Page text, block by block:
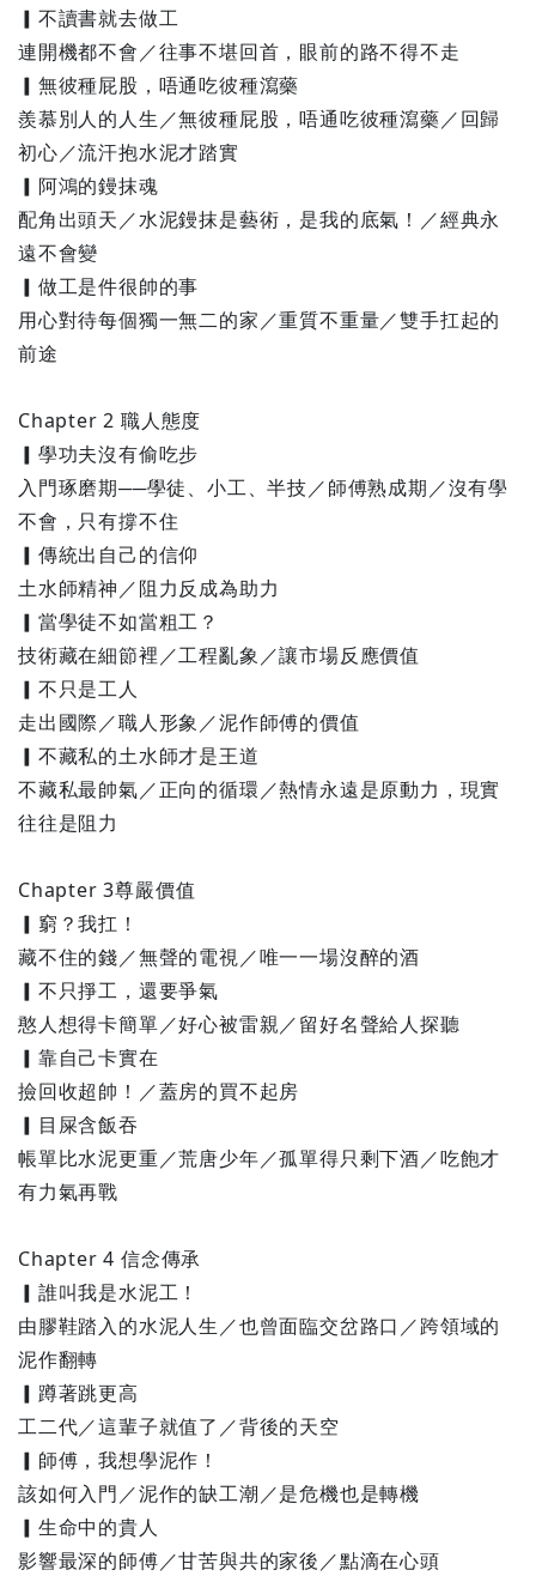
▎不讀書就去做工
連開機都不會／往事不堪回首，眼前的路不得不走
▎無彼種屁股，唔通吃彼種瀉藥
羨慕別人的人生／無彼種屁股，唔通吃彼種瀉藥／回歸
初心／流汗抱水泥才踏實
▎阿鴻的鏝抹魂
配角出頭天／水泥鏝抹是藝術，是我的底氣！／經典永
遠不會變
▎做工是件很帥的事
用心對待每個獨一無二的家／重質不重量／雙手扛起的
前途
Chapter 2 職人態度
▎學功夫沒有偷吃步
入門琢磨期──學徒、小工、半技／師傅熟成期／沒有學
不會，只有撐不住
▎傳統出自己的信仰
土水師精神／阻力反成為助力
▎當學徒不如當粗工？
技術藏在細節裡／工程亂象／讓市場反應價值
▎不只是工人
走出國際／職人形象／泥作師傅的價值
▎不藏私的土水師才是王道
不藏私最帥氣／正向的循環／熱情永遠是原動力，現實
往往是阻力
Chapter 3尊嚴價值
▎窮？我扛！
藏不住的錢／無聲的電視／唯一一場沒醉的酒
▎不只掙工，還要爭氣
憨人想得卡簡單／好心被雷親／留好名聲給人探聽
▎靠自己卡實在
撿回收超帥！／蓋房的買不起房
▎目屎含飯吞
帳單比水泥更重／荒唐少年／孤單得只剩下酒／吃飽才
有力氣再戰
Chapter 4 信念傳承
▎誰叫我是水泥工！
由膠鞋踏入的水泥人生／也曾面臨交岔路口／跨領域的
泥作翻轉
▎蹲著跳更高
工二代／這輩子就值了／背後的天空
▎師傅，我想學泥作！
該如何入門／泥作的缺工潮／是危機也是轉機
▎生命中的貴人
影響最深的師傅／甘苦與共的家後／點滴在心頭